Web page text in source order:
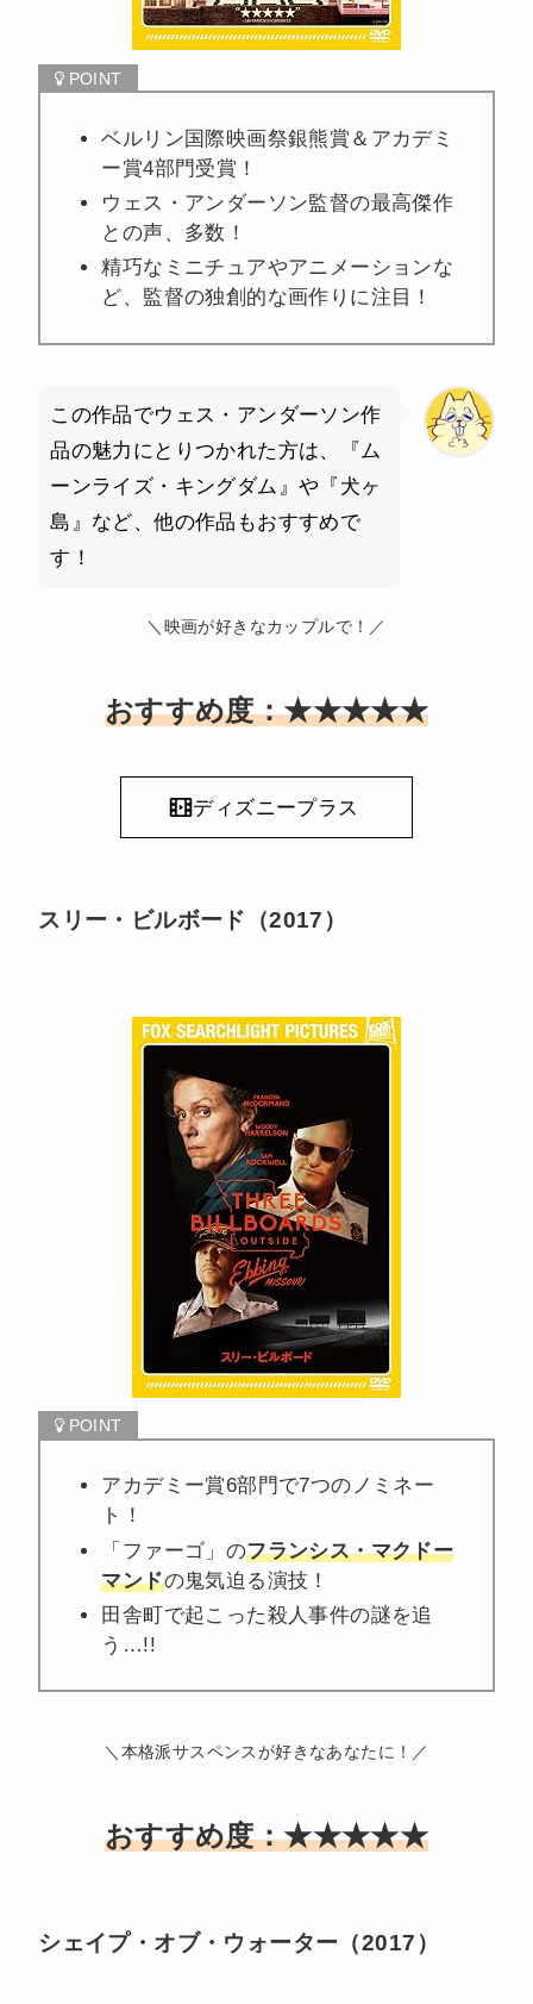
ベルリン国際映画祭銀熊賞＆アカデミ
ー賞4部門受賞！
ウェス・アンダーソン監督の最高傑作
との声、多数！
精巧なミニチュアやアニメーションな
ど、監督の独創的な画作りに注目！
この作品でウェス・アンダーソン作
品の魅力にとりつかれた方は、『ム
ーンライズ・キングダム』や『犬ヶ
島』など、他の作品もおすすめで
す！
＼映画が好きなカップルで！／
おすすめ度：★★★★★
ディズニープラス
スリー・ビルボード（2017）
アカデミー賞6部門で7つのノミネー
ト！
「ファーゴ」のフランシス・マクドー
マンドの鬼気迫る演技！
田舎町で起こった殺人事件の謎を追
う…!!
＼本格派サスペンスが好きなあなたに！／
おすすめ度：★★★★★
シェイプ・オブ・ウォーター（2017）